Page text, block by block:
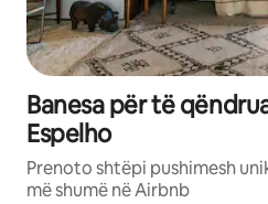
Banesa për të
Espelho
Prenoto shtëpi pushimesh
më shumë në Airbnb